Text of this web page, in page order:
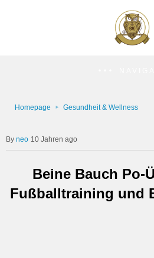
Homepage Gesundheit & Wellness
neo 10 Jahren ago
Beine Bauch Po-
Fußballtraining und